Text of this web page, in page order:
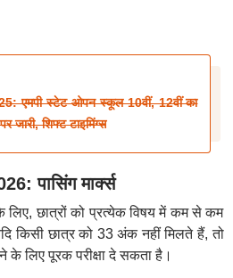
एमपी स्टेट ओपन स्कूल 10वीं, 12वीं का
शिफ्ट टाइमिंग्स
पासिंग मार्क्स
के लिए, छात्रों को प्रत्येक विषय में कम से कम
किसी छात्र को 33 अंक नहीं मिलते हैं, तो
के लिए पूरक परीक्षा दे सकता है।